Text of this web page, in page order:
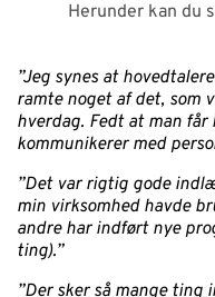
Herunder kan du
”Jeg synes at
ramte noget af det, som
hverdag. Fedt at man
kommunikerer med
”Det var rigtig gode
min virksomhed havde
andre har indført nye
ting).”
”Der sker så mange ting